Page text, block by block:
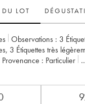
LOT
Observations : 3
, 3 Étiquettes très
Provenance : particulier
Rothschild